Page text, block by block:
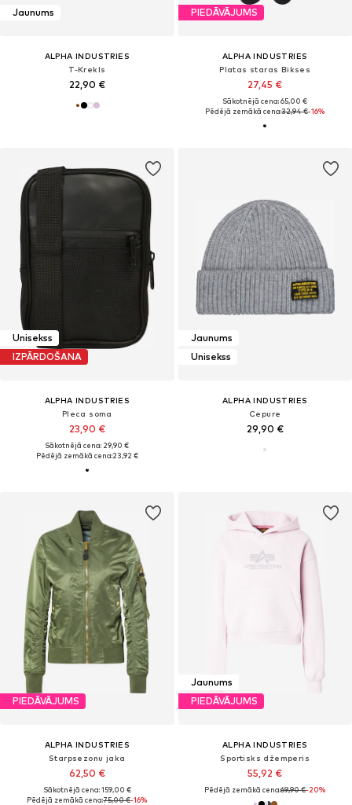
Jaunums
ALPHA INDUSTRIES
T-Krekls
22,90 €
PIEDĀVĀJUMS
ALPHA INDUSTRIES
Platas staras Bikses
27,45 €
Sākotnējā cena: 65,00 €
Pēdējā zemākā cena:32,94 €-16%
Unisekss
IZPĀRDOŠANA
ALPHA INDUSTRIES
Pleca soma
23,90 €
Sākotnējā cena: 29,90 €
Pēdējā zemākā cena:23,92 €
Jaunums
Unisekss
ALPHA INDUSTRIES
Cepure
29,90 €
PIEDĀVĀJUMS
ALPHA INDUSTRIES
Starpsezonu jaka
62,50 €
Sākotnējā cena: 159,00 €
Pēdējā zemākā cena:75,00 €-16%
Jaunums
PIEDĀVĀJUMS
ALPHA INDUSTRIES
Sportisks džemperis
55,92 €
Pēdējā zemākā cena:69,90 €-20%